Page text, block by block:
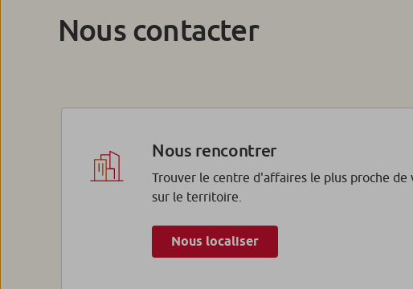
Nous contacter
Nous rencontrer
Trouver le centre d'affaires le plus proche de
sur le territoire.
Nous localiser